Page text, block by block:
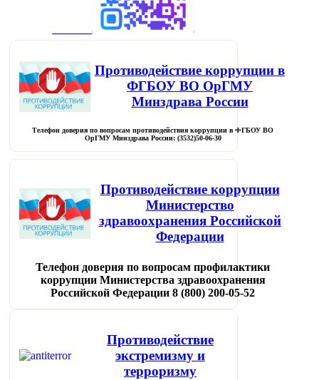
Противодействие коррупции в
ФГБОУ ВО ОрГМУ
Минздрава России
Телефон доверия по вопросам противодействия коррупции в ФГБОУ ВО
ОрГМУ Минздрава России: (3532)50-06-30
Противодействие коррупции
Министерство
здравоохранения Российской
Федерации
Телефон доверия по вопросам профилактики
коррупции Министерства здравоохранения
Российской Федерации 8 (800) 200-05-52
Противодействие
экстремизму и
терроризму